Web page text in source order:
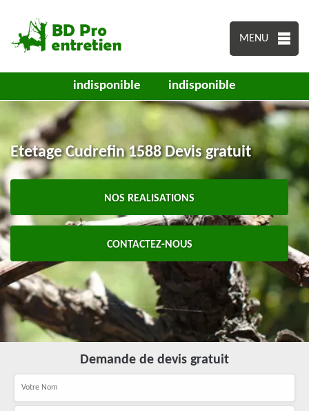
MENU
indisponible indisponible
Etetage Cudrefin 1588 Devis gratuit
NOS REALISATIONS
CONTACTEZ-NOUS
Demande de devis gratuit